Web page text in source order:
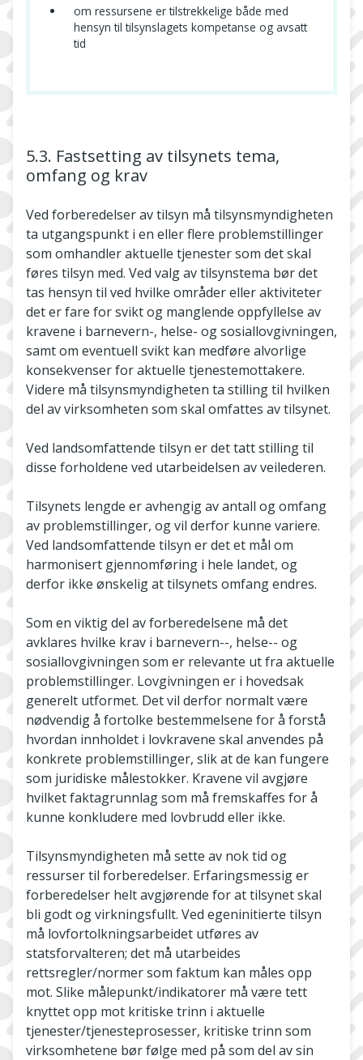
om ressursene er tilstrekkelige både med
hensyn til tilsynslagets kompetanse og avsatt
tid
5.3. Fastsetting av tilsynets tema,
omfang og krav
Ved forberedelser av tilsyn må tilsynsmyndigheten
ta utgangspunkt i en eller flere problemstillinger
som omhandler aktuelle tjenester som det skal
føres tilsyn med. Ved valg av tilsynstema bør det
tas hensyn til ved hvilke områder eller aktiviteter
det er fare for svikt og manglende oppfyllelse av
kravene i barnevern-, helse- og sosiallovgivningen,
samt om eventuell svikt kan medføre alvorlige
konsekvenser for aktuelle tjenestemottakere.
Videre må tilsynsmyndigheten ta stilling til hvilken
del av virksomheten som skal omfattes av tilsynet.
Ved landsomfattende tilsyn er det tatt stilling til
disse forholdene ved utarbeidelsen av veilederen.
Tilsynets lengde er avhengig av antall og omfang
av problemstillinger, og vil derfor kunne variere.
Ved landsomfattende tilsyn er det et mål om
harmonisert gjennomføring i hele landet, og
derfor ikke ønskelig at tilsynets omfang endres.
Som en viktig del av forberedelsene må det
avklares hvilke krav i barnevern--, helse-- og
sosiallovgivningen som er relevante ut fra aktuelle
problemstillinger. Lovgivningen er i hovedsak
generelt utformet. Det vil derfor normalt være
nødvendig å fortolke bestemmelsene for å forstå
hvordan innholdet i lovkravene skal anvendes på
konkrete problemstillinger, slik at de kan fungere
som juridiske målestokker. Kravene vil avgjøre
hvilket faktagrunnlag som må fremskaffes for å
kunne konkludere med lovbrudd eller ikke.
Tilsynsmyndigheten må sette av nok tid og
ressurser til forberedelser. Erfaringsmessig er
forberedelser helt avgjørende for at tilsynet skal
bli godt og virkningsfullt. Ved egeninitierte tilsyn
må lovfortolkningsarbeidet utføres av
statsforvalteren; det må utarbeides
rettsregler/normer som faktum kan måles opp
mot. Slike målepunkt/indikatorer må være tett
knyttet opp mot kritiske trinn i aktuelle
tjenester/tjenesteprosesser, kritiske trinn som
virksomhetene bør følge med på som del av sin